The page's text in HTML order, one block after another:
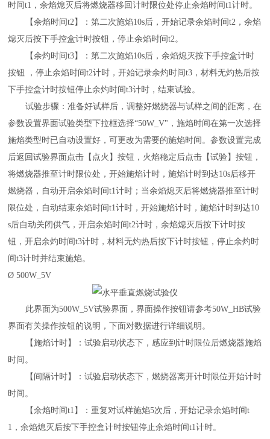
时间t1，余焰熄灭后将燃烧器移回计时限位处停止余焰时间t1计时。
【余焰时间t2】：第二次施焰10s后，开始记录余焰时间t2，余焰
熄灭后按下手控盒计时按钮，停止余焰时间t2。
【余灼时间t3】：第二次施焰10s后，余焰熄灭按下手控盒计时
按钮 ，停止余焰时间t2计时，开始记录余灼时间t3，材料无灼热后按
下手控盒计时按钮停止余灼时间t3计时，结束试验。
试验步骤：准备好试样后，调整好燃烧器与试样之间的距离，在
参数设置界面试验类型下拉框选择“50W_V"，施焰时间在第一次选择
施焰类型时已自动设置好，可更改为需要的施焰时间。参数设置完成
后返回试验界面点击【点火】按钮，火焰稳定后点击【试验】按钮，
将燃烧器推至计时限位处，开始施焰计时，施焰计时到达10s后移开
燃烧器，自动开启余焰时间t1计时；当余焰熄灭后将燃烧器推至计时
限位处，自动结束余焰时间t1计时，开始施焰计时，施焰计时到达10
s后自动关闭供气，开启余焰时间t2计时，余焰熄灭后按下计时按
钮，开启余灼时间t3计时，材料无灼热后按下计时按钮，停止余灼时
间t3计时并结束施焰。
Ø500W_5V
此界面为500W _5V试验界面，界面操作按钮请参考50W_HB试验
界面有关操作按钮的说明，下面对数据进行详细说明。
【施焰计时】：试验启动状态下，感应到计时限位后燃烧器施焰
时间。
【间隔计时】：试验启动状态下，燃烧器离开计时限位开始计时
时间。
【余焰时间t1】：重复对试样施焰5次后，开始记录余焰时间t
1，余焰熄灭后按下手控盒计时按钮停止余焰时间t1计时。